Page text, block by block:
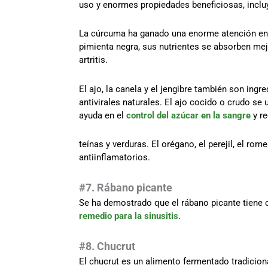
uso y enormes propiedades beneficiosas,
La cúrcuma ha ganado una enorme atención
pimienta negra, sus nutrientes se absorben
artritis.
El ajo, la canela y el jengibre también son
antivirales naturales. El ajo cocido o crudo se
ayuda en el control del azúcar en la sangre y
teínas y verduras. El orégano, el perejil, el
antiinflamatorios.
#7. Rábano picante
Se ha demostrado que el rábano picante
remedio para la sinusitis.
#8. Chucrut
El chucrut es un alimento fermentado